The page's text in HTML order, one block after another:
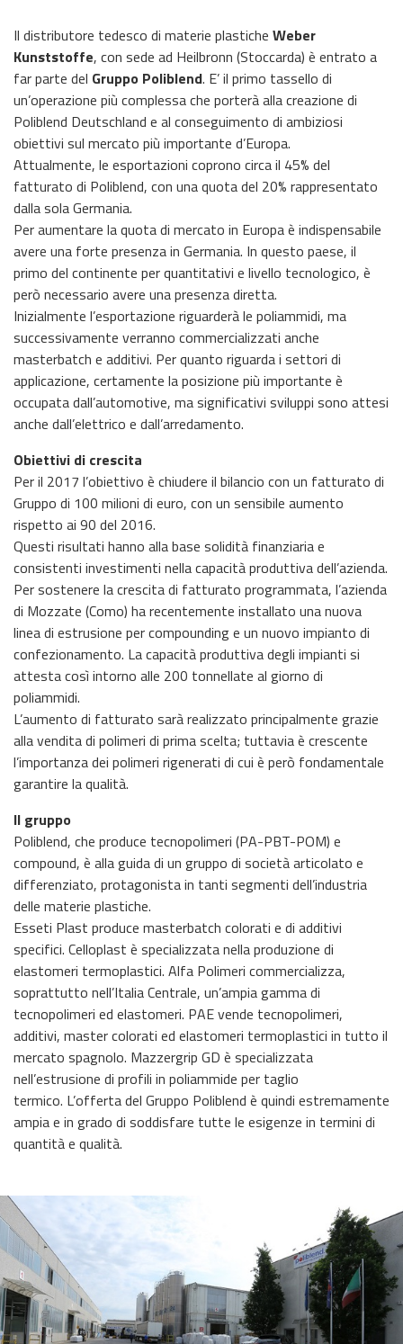
Il distributore tedesco di materie plastiche Weber
Kunststoffe, con sede ad Heilbronn (Stoccarda) è entrato a
far parte del Gruppo Poliblend. E’ il primo tassello di
un’operazione più complessa che porterà alla creazione di
Poliblend Deutschland e al conseguimento di ambiziosi
obiettivi sul mercato più importante d’Europa.
Attualmente, le esportazioni coprono circa il 45% del
fatturato di Poliblend, con una quota del 20% rappresentato
dalla sola Germania.
Per aumentare la quota di mercato in Europa è indispensabile
avere una forte presenza in Germania. In questo paese, il
primo del continente per quantitativi e livello tecnologico, è
però necessario avere una presenza diretta.
Inizialmente l’esportazione riguarderà le poliammidi, ma
successivamente verranno commercializzati anche
masterbatch e additivi. Per quanto riguarda i settori di
applicazione, certamente la posizione più importante è
occupata dall’automotive, ma significativi sviluppi sono attesi
anche dall’elettrico e dall’arredamento.
Obiettivi di crescita
Per il 2017 l’obiettivo è chiudere il bilancio con un fatturato di
Gruppo di 100 milioni di euro, con un sensibile aumento
rispetto ai 90 del 2016.
Questi risultati hanno alla base solidità finanziaria e
consistenti investimenti nella capacità produttiva dell’azienda.
Per sostenere la crescita di fatturato programmata, l’azienda
di Mozzate (Como) ha recentemente installato una nuova
linea di estrusione per compounding e un nuovo impianto di
confezionamento. La capacità produttiva degli impianti si
attesta così intorno alle 200 tonnellate al giorno di
poliammidi.
L’aumento di fatturato sarà realizzato principalmente grazie
alla vendita di polimeri di prima scelta; tuttavia è crescente
l’importanza dei polimeri rigenerati di cui è però fondamentale
garantire la qualità.
Il gruppo
Poliblend, che produce tecnopolimeri (PA-PBT-POM) e
compound, è alla guida di un gruppo di società articolato e
differenziato, protagonista in tanti segmenti dell’industria
delle materie plastiche.
Esseti Plast produce masterbatch colorati e di additivi
specifici. Celloplast è specializzata nella produzione di
elastomeri termoplastici. Alfa Polimeri commercializza,
soprattutto nell’Italia Centrale, un’ampia gamma di
tecnopolimeri ed elastomeri. PAE vende tecnopolimeri,
additivi, master colorati ed elastomeri termoplastici in tutto il
mercato spagnolo. Mazzergrip GD è specializzata
nell’estrusione di profili in poliammide per taglio
termico. L’offerta del Gruppo Poliblend è quindi estremamente
ampia e in grado di soddisfare tutte le esigenze in termini di
quantità e qualità.